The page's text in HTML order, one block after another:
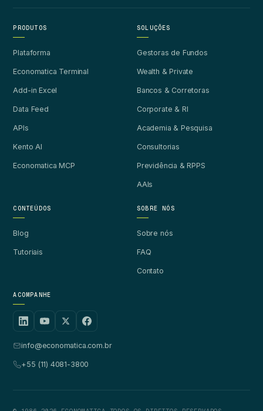
PRODUTOS
Plataforma
Economatica Terminal
Add-in Excel
Data Feed
APIs
Kento AI
Economatica MCP
SOLUÇÕES
Gestoras de Fundos
Wealth & Private
Bancos & Corretoras
Corporate & RI
Academia & Pesquisa
Consultorias
Previdência & RPPS
AAIs
CONTEÚDOS
Blog
Tutoriais
SOBRE NÓS
Sobre nós
FAQ
Contato
ACOMPANHE
info@economatica.com.br
+55 (11) 4081-3800